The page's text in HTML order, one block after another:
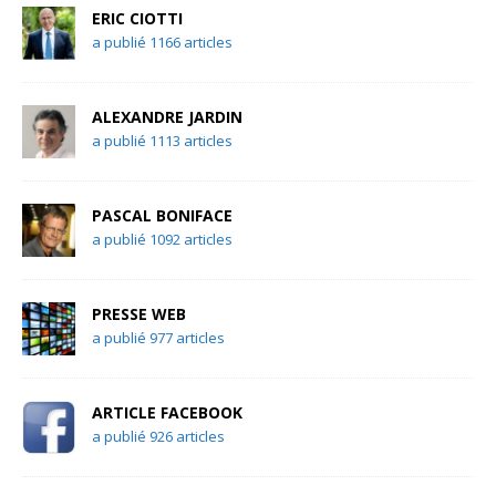
ERIC CIOTTI
a publié 1166 articles
ALEXANDRE JARDIN
a publié 1113 articles
PASCAL BONIFACE
a publié 1092 articles
PRESSE WEB
a publié 977 articles
ARTICLE FACEBOOK
a publié 926 articles